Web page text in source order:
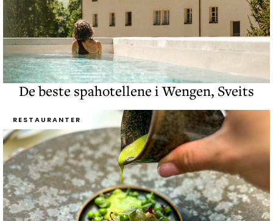
De beste spahotellene i Wengen, Sveits
RESTAURANTER